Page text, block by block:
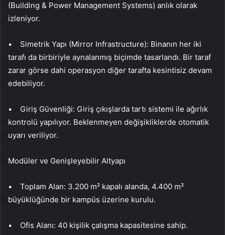
(Building & Power Management Systems) anlık olarak
izleniyor.
• Simetrik Yapı (Mirror Infrastructure): Binanın her iki
tarafı da birbiriyle aynalanmış biçimde tasarlandı. Bir taraf
zarar görse dahi operasyon diğer tarafta kesintisiz devam
edebiliyor.
• Giriş Güvenliği: Giriş çıkışlarda tartı sistemi ile ağırlık
kontrolü yapılıyor. Beklenmeyen değişikliklerde otomatik
uyarı veriliyor.
Modüler ve Genişleyebilir Altyapı
• Toplam Alan: 3.200 m² kapalı alanda, 4.400 m²
büyüklüğünde bir kampüs üzerine kurulu.
• Ofis Alanı: 40 kişilik çalışma kapasitesine sahip.